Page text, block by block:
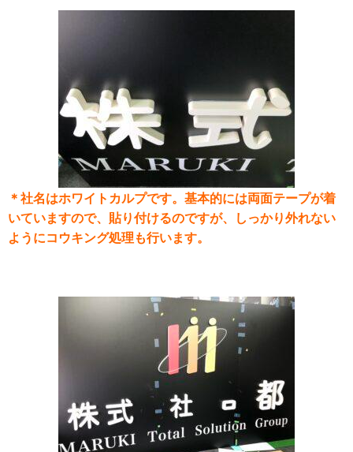
＊社名はホワイトカルプです。基本的には両面テープが着
いていますので、貼り付けるのですが、しっかり外れない
ようにコウキング処理も行います。